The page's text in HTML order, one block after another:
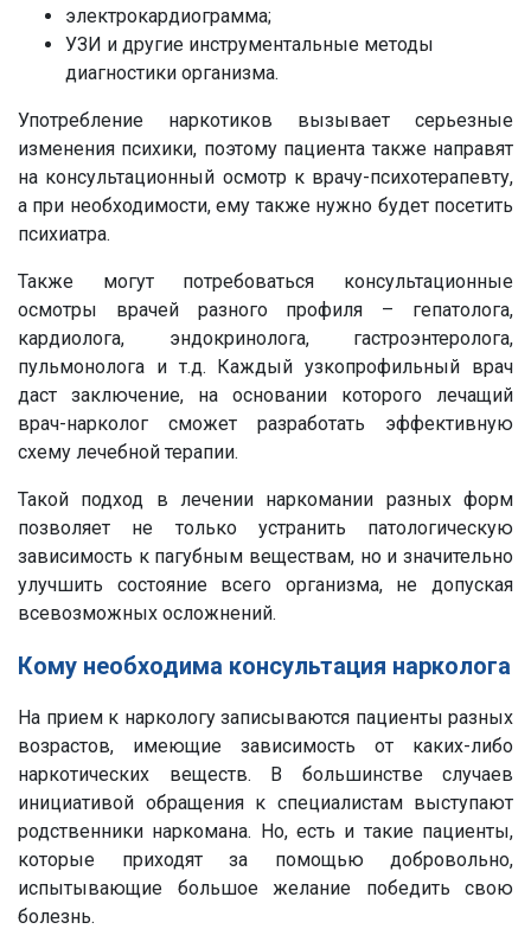
электрокардиограмма;
УЗИ и другие инструментальные методы
диагностики организма.
Употребление наркотиков вызывает серьезные
изменения психики, поэтому пациента также направят
на консультационный осмотр к врачу-психотерапевту,
а при необходимости, ему также нужно будет посетить
психиатра.
Также могут потребоваться консультационные
осмотры врачей разного профиля – гепатолога,
кардиолога, эндокринолога, гастроэнтеролога,
пульмонолога и т.д. Каждый узкопрофильный врач
даст заключение, на основании которого лечащий
врач-нарколог сможет разработать эффективную
схему лечебной терапии.
Такой подход в лечении наркомании разных форм
позволяет не только устранить патологическую
зависимость к пагубным веществам, но и значительно
улучшить состояние всего организма, не допуская
всевозможных осложнений.
Кому необходима консультация нарколога
На прием к наркологу записываются пациенты разных
возрастов, имеющие зависимость от каких-либо
наркотических веществ. В большинстве случаев
инициативой обращения к специалистам выступают
родственники наркомана. Но, есть и такие пациенты,
которые приходят за помощью добровольно,
испытывающие большое желание победить свою
болезнь.